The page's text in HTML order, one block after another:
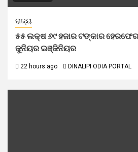
ରାଜ୍ୟ
୫୫ ଲକ୍ଷ ୬୯ ହଜାର ଟଙ୍କାର
ଜୁନିୟର ଇଞ୍ଜିନିୟର
22 hours ago DINALIPI ODIA PORTAL